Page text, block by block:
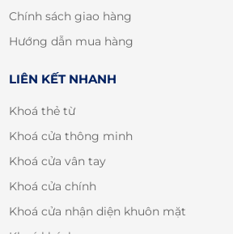
Chính sách giao hàng
Hướng dẫn mua hàng
LIÊN KẾT NHANH
Khoá thẻ từ
Khoá cửa thông minh
Khoá cửa vân tay
Khoá cửa chính
Khoá cửa nhận diện khuôn mặt